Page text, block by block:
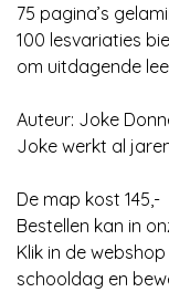
75 pagina’s
100 lesvariaties
om uitdagende
Auteur: Joke
Joke werkt al
De map kost 145,-
Bestellen kan in
Klik in de
schooldag en